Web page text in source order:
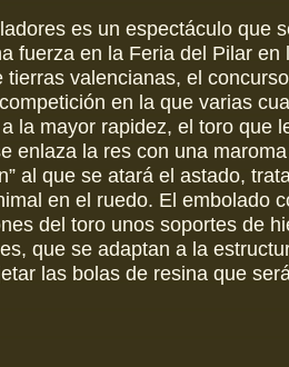
es un espectáculo que
fuerza en la Feria del Pilar en
tierras valencianas, el
en la que varias
la mayor rapidez, el toro que
enlaza la res con una
al que se atará el astado,
en el ruedo. El embolado
del toro unos soportes de
que se adaptan a la
las bolas de resina que